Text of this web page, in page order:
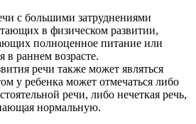
с большими затруднениями
в физическом развитии,
полноценное питание или
в раннем возрасте.
речи также может являться
у ребенка может отмечаться либо
речи, либо нечеткая речь,
нормальную.